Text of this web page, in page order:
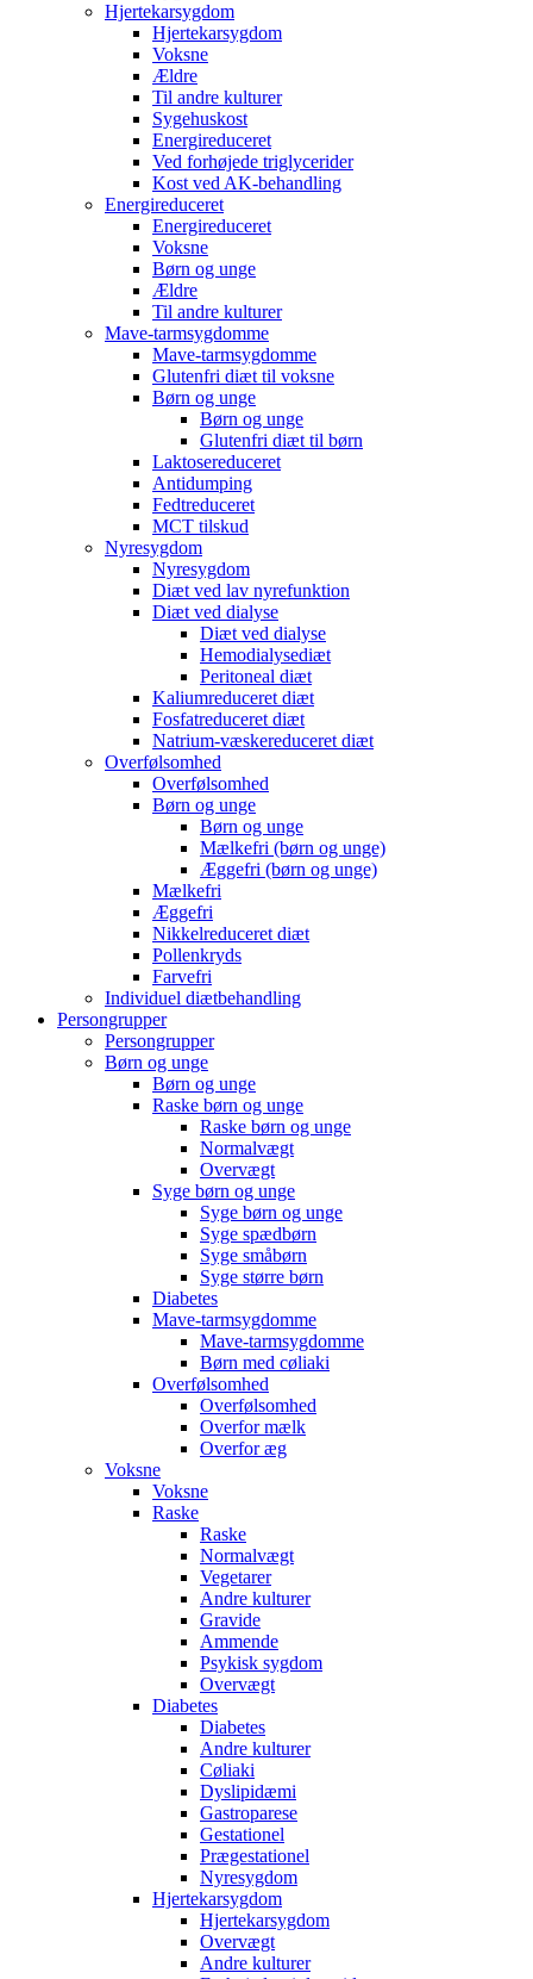
Hjertekarsygdom
Hjertekarsygdom
Voksne
Ældre
Til andre kulturer
Sygehuskost
Energireduceret
Ved forhøjede triglycerider
Kost ved AK-behandling
Energireduceret
Energireduceret
Voksne
Børn og unge
Ældre
Til andre kulturer
Mave-tarmsygdomme
Mave-tarmsygdomme
Glutenfri diæt til voksne
Børn og unge
Børn og unge
Glutenfri diæt til børn
Laktosereduceret
Antidumping
Fedtreduceret
MCT tilskud
Nyresygdom
Nyresygdom
Diæt ved lav nyrefunktion
Diæt ved dialyse
Diæt ved dialyse
Hemodialysediæt
Peritoneal diæt
Kaliumreduceret diæt
Fosfatreduceret diæt
Natrium-væskereduceret diæt
Overfølsomhed
Overfølsomhed
Børn og unge
Børn og unge
Mælkefri (børn og unge)
Æggefri (børn og unge)
Mælkefri
Æggefri
Nikkelreduceret diæt
Pollenkryds
Farvefri
Individuel diætbehandling
Persongrupper
Persongrupper
Børn og unge
Børn og unge
Raske børn og unge
Raske børn og unge
Normalvægt
Overvægt
Syge børn og unge
Syge børn og unge
Syge spædbørn
Syge småbørn
Syge større børn
Diabetes
Mave-tarmsygdomme
Mave-tarmsygdomme
Børn med cøliaki
Overfølsomhed
Overfølsomhed
Overfor mælk
Overfor æg
Voksne
Voksne
Raske
Raske
Normalvægt
Vegetarer
Andre kulturer
Gravide
Ammende
Psykisk sygdom
Overvægt
Diabetes
Diabetes
Andre kulturer
Cøliaki
Dyslipidæmi
Gastroparese
Gestationel
Prægestationel
Nyresygdom
Hjertekarsygdom
Hjertekarsygdom
Overvægt
Andre kulturer